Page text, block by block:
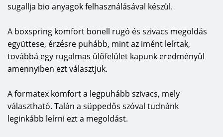
sugallja bio anyagok felhasználásával készül.
A boxspring komfort bonell rugó és szivacs megoldás
együttese, érzésre puhább, mint az imént leírtak,
továbbá egy rugalmas ülőfelület kapunk eredményül
amennyiben ezt választjuk.
A formatex komfort a legpuhább szivacs, mely
választható. Talán a süppedős szóval tudnánk
leginkább leírni ezt a megoldást.